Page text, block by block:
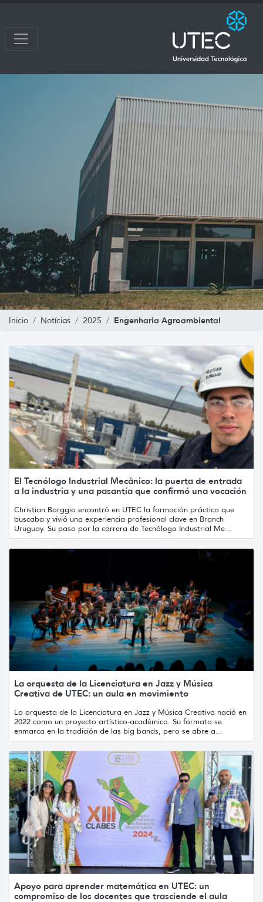
Inicio Notícias 2025 Engenharia Agroambiental
El Tecnólogo Industrial Mecánico: la puerta de entrada
a la industria y una pasantía que confirmó una vocación
Christian Borggio encontró en UTEC la formación práctica que
buscaba y vivió una experiencia profesional clave en Branch
Uruguay. Su paso por la carrera de Tecnólogo Industrial Me...
La orquesta de la Licenciatura en Jazz y Música
Creativa de UTEC: un aula en movimiento
La orquesta de la Licenciatura en Jazz y Música Creativa nació en
2022 como un proyecto artístico-académico. Su formato se
enmarca en la tradición de las big bands, pero se abre a...
Apoyo para aprender matemática en UTEC: un
compromiso de los docentes que trasciende el aula